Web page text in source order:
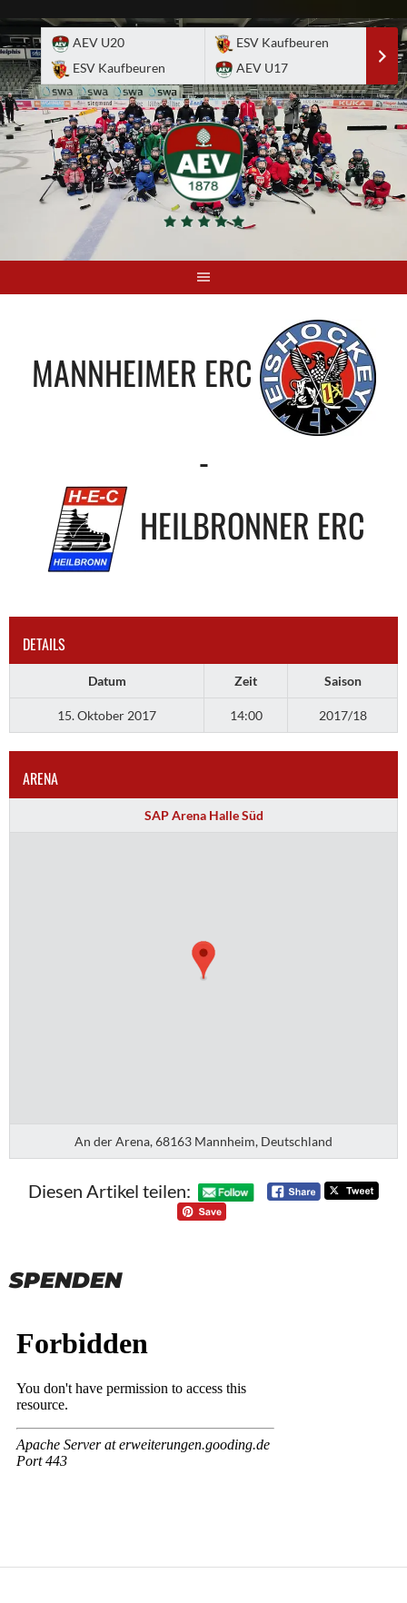
to
content
AEV U20
ESV Kaufbeuren
ESV Kaufbeuren
AEV U17
MANNHEIMER ERC
-
HEILBRONNER ERC
DETAILS
Datum Zeit Saison
15. Oktober 2017 14:00 2017/18
ARENA
SAP Arena Halle Süd
An der Arena, 68163 Mannheim, Deutschland
Diesen Artikel teilen:
SPENDEN